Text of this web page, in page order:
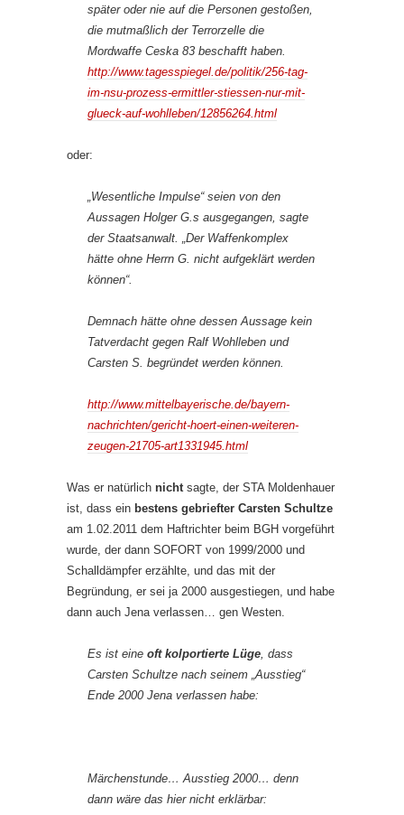
später oder nie auf die Personen gestoßen,
die mutmaßlich der Terrorzelle die
Mordwaffe Ceska 83 beschafft haben.
http://www.tagesspiegel.de/politik/256-tag-
im-nsu-prozess-ermittler-stiessen-nur-mit-
glueck-auf-wohlleben/12856264.html
oder:
„Wesentliche Impulse“ seien von den
Aussagen Holger G.s ausgegangen, sagte
der Staatsanwalt. „Der Waffenkomplex
hätte ohne Herrn G. nicht aufgeklärt werden
können“.
Demnach hätte ohne dessen Aussage kein
Tatverdacht gegen Ralf Wohlleben und
Carsten S. begründet werden können.
http://www.mittelbayerische.de/bayern-
nachrichten/gericht-hoert-einen-weiteren-
zeugen-21705-art1331945.html
Was er natürlich nichtsagte, der STA Moldenhauer
ist, dass ein bestens gebriefter Carsten Schultze
am 1.02.2011 dem Haftrichter beim BGH vorgeführt
wurde, der dann SOFORT von 1999/2000 und
Schalldämpfer erzählte, und das mit der
Begründung, er sei ja 2000 ausgestiegen, und habe
dann auch Jena verlassen… gen Westen.
Es ist eine oft kolportierte Lüge, dass
Carsten Schultze nach seinem „Ausstieg“
Ende 2000 Jena verlassen habe:
Märchenstunde… Ausstieg 2000… denn
dann wäre das hier nicht erklärbar: